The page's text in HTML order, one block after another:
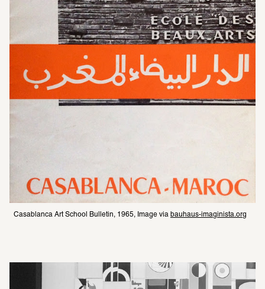
Casablanca Art School Bulletin, 1965, Image via bauhaus-imaginista.org